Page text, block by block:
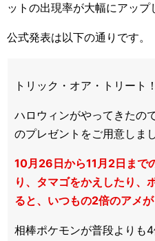
ットの出現率が大幅にアップ
公式発表は以下の通りです。
トリック・オア・トリート！
ハロウィンがやってきたの
のプレゼントをご用意しまし
10月26日から11月2日まで
り、タマゴをかえしたり、
ると、いつもの2倍のアメが
相棒ポケモンが普段よりも